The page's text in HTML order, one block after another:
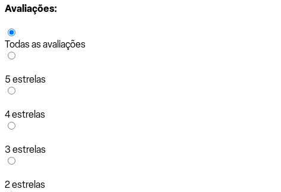
Avaliações:
Todas as avaliações
5 estrelas
4 estrelas
3 estrelas
2 estrelas